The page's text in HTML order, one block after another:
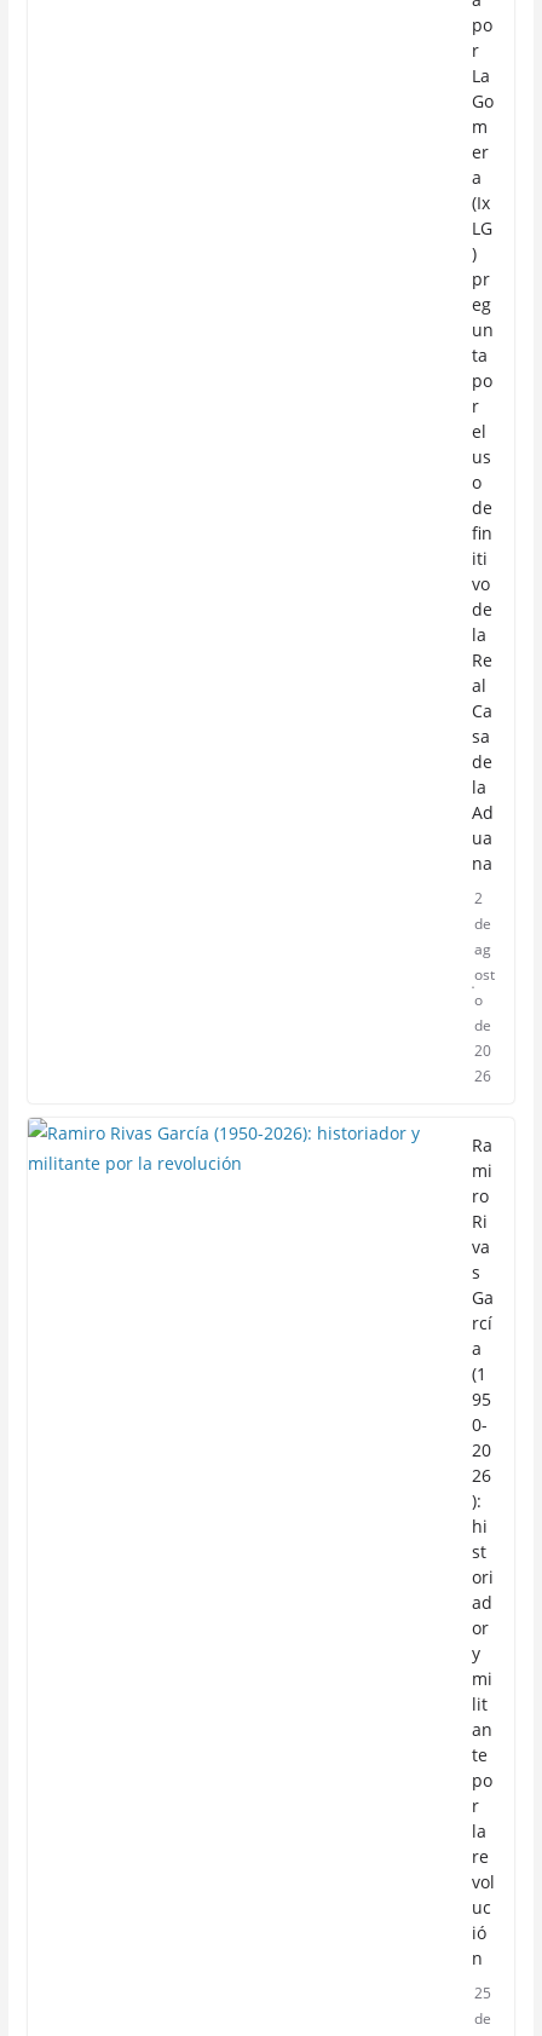
po
r
La
Go
m
er
a
(Ix
LG
)
pr
eg
un
ta
po
r
el
us
o
de
fin
iti
vo
de
la
Re
al
Ca
sa
de
la
Ad
ua
na
2
de
ag
ost
o
de
20
26
Ra
mi
ro
Ri
va
s
Ga
rcí
a
(1
95
0-
20
26
):
hi
st
ori
ad
or
y
mi
lit
an
te
po
r
la
re
vol
uc
ió
n
25
de